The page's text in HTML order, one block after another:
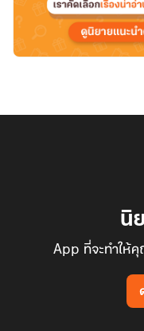
นิ
App ที่จะทำให้